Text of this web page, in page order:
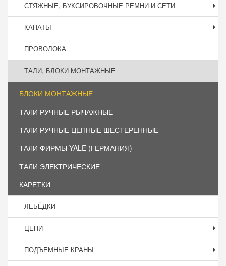
СТЯЖНЫЕ, БУКСИРОВОЧНЫЕ РЕМНИ И СЕТИ
КАНАТЫ
ПРОВОЛОКА
ТАЛИ, БЛОКИ МОНТАЖНЫЕ
БЛОКИ МОНТАЖНЫЕ
ТАЛИ РУЧНЫЕ РЫЧАЖНЫЕ
ТАЛИ РУЧНЫЕ ЦЕПНЫЕ ШЕСТЕРЕННЫЕ
ТАЛИ ФИРМЫ YALE (ГЕРМАНИЯ)
ТАЛИ ЭЛЕКТРИЧЕСКИЕ
КАРЕТКИ
ЛЕБЁДКИ
ЦЕПИ
ПОДЪЕМНЫЕ КРАНЫ